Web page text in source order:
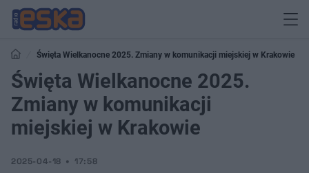
Święta Wielkanocne 2025. Zmiany w komunikacji miejskiej w Krakowie
Święta Wielkanocne 2025.
Zmiany w komunikacji
miejskiej w Krakowie
2025-04-18 17:58